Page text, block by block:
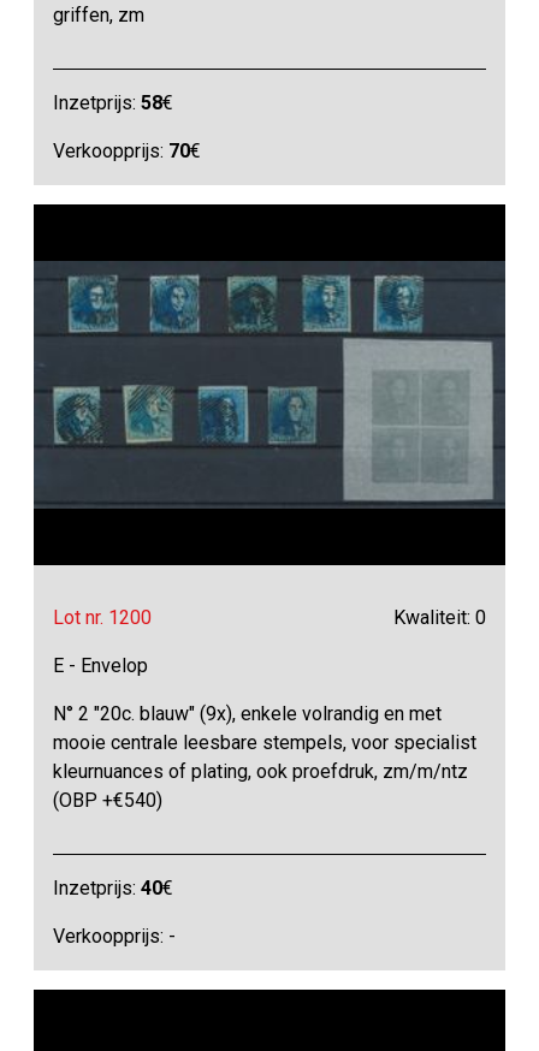
griffen, zm
Inzetprijs:58€
Verkoopprijs: 70€
Lot nr. 1200 Kwaliteit: 0
E - Envelop
N° 2 "20c. blauw" (9x), enkele volrandig en met
mooie centrale leesbare stempels, voor specialist
kleurnuances of plating, ook proefdruk, zm/m/ntz
(OBP +€540)
Inzetprijs:40€
Verkoopprijs: -